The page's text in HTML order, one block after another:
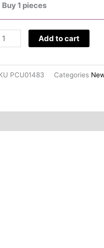
Buy 1 pieces
น
Add to cart
PCU01483 Categories